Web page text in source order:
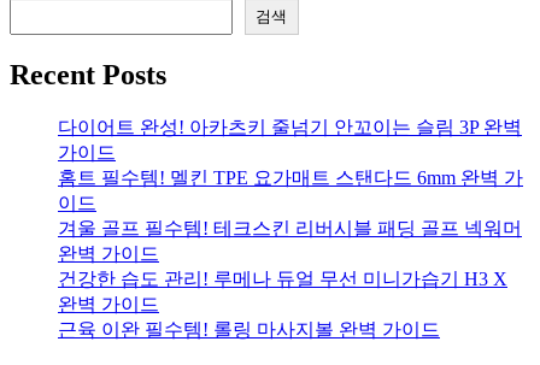
검색
Recent Posts
다이어트 완성! 아카츠키 줄넘기 안꼬이는 슬림 3P 완벽
가이드
홈트 필수템! 멜킨 TPE 요가매트 스탠다드 6mm 완벽 가
이드
겨울 골프 필수템! 테크스킨 리버시블 패딩 골프 넥워머
완벽 가이드
건강한 습도 관리! 루메나 듀얼 무선 미니가습기 H3 X
완벽 가이드
근육 이완 필수템! 롤링 마사지볼 완벽 가이드